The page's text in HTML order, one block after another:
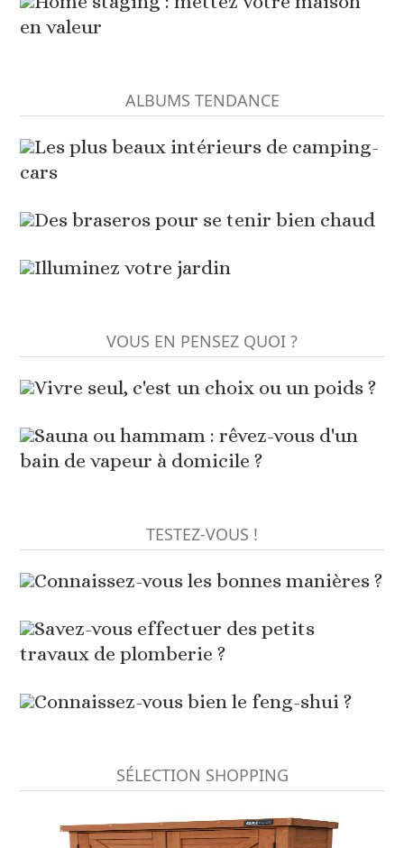
en valeur
ALBUMS TENDANCE
Les plus beaux intérieurs de camping-
cars
Des braseros pour se tenir bien chaud
Illuminez votre jardin
VOUS EN PENSEZ QUOI ?
Vivre seul, c'est un choix ou un poids ?
Sauna ou hammam : rêvez-vous d'un
bain de vapeur à domicile ?
TESTEZ-VOUS !
Connaissez-vous les bonnes manières ?
Savez-vous effectuer des petits
travaux de plomberie ?
Connaissez-vous bien le feng-shui ?
SÉLECTION SHOPPING